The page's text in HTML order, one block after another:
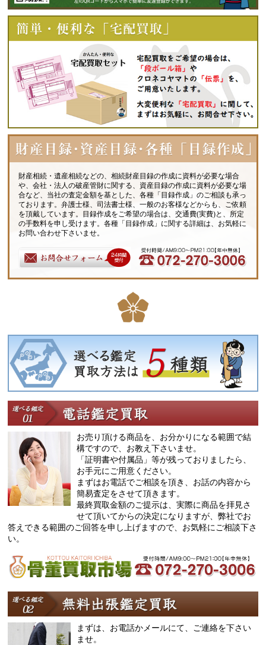
財産相続・遺産相続などの、相続財産目録の作成に資料が必要な場合
や、会社・法人の破産管財に関する、資産目録の作成に資料が必要な場
合など、当社の査定金額を基とした、各種「目録作成」のご相談も承っ
ております。弁護士様、司法書士様、一般のお客様などからも、ご依頼
を頂戴しています。目録作成をご希望の場合は、交通費(実費)と、所定
の手数料を申し受けます。各種「目録作成」に関する詳細は、お気軽に
お問い合わせ下さいませ。
お売り頂ける商品を、お分かりになる範囲で結
構ですので、お教え下さいませ。
「証明書や付属品」等が残っておりましたら、
お手元にご用意ください。
まずはお電話でご相談を頂き、お話の内容から
簡易査定をさせて頂きます。
最終買取金額のご提示は、実際に商品を拝見さ
せて頂いてからの決定になりますが、弊社でお
答えできる範囲のご回答を申し上げますので、お気軽にご相談下さ
い。
まずは、お電話かメールにて、ご連絡を下さい
ませ。